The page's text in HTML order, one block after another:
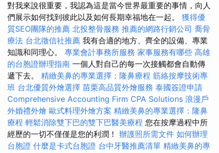
對我來說很重要，我認為這是當今世界最重要的事情，向人
們展示如何找到彼此以及如何長期幸福地在一起。 獲得優
質SEO團隊的推薦 北投整骨服務 推薦的網路行銷公司 喬骨
療法 台北徵信社推薦 我有合適的地方、齊全的設備、專業
知識和同理心。 專業會計事務所服務 家事服務有哪些 高雄
的台胞證辦理指南 一個人對自己的每一次接觸都會自動傳
遞下去。 精緻美鼻的專業選擇：隆鼻療程 筋絡按摩技術專
班 台北優質外燴選擇 苗栗高品質外燴服務 泰國簽證申請
Comprehensive Accounting Firm CPA Solutions 浪漫戶
外婚禮外燴 歐式料理外燴方案 精緻美鼻的專業選擇：隆鼻
療程 輕鬆消除雙下巴的雙下巴醫美療程 您在按摩過程中所
經歷的一切不僅僅是您的利潤！ 辦護照所需文件 如何辦理
台胞證 什麼是卡式台胞證 台中牙醫推薦清單 精緻美鼻的專